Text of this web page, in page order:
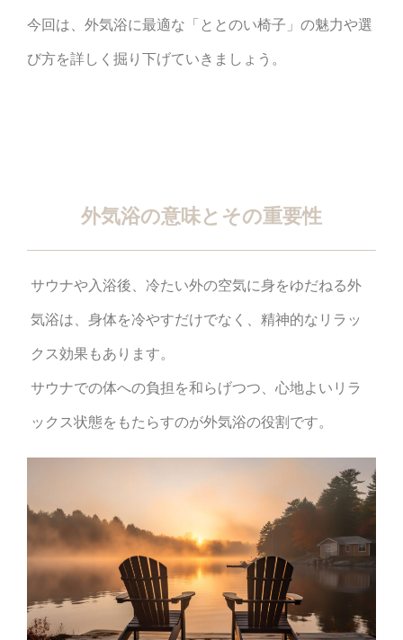
今回は、外気浴に最適な「ととのい椅子」の魅力や選
び方を詳しく掘り下げていきましょう。
外気浴の意味とその重要性
サウナや入浴後、冷たい外の空気に身をゆだねる外
気浴は、身体を冷やすだけでなく、精神的なリラッ
クス効果もあります。
サウナでの体への負担を和らげつつ、心地よいリラ
ックス状態をもたらすのが外気浴の役割です。